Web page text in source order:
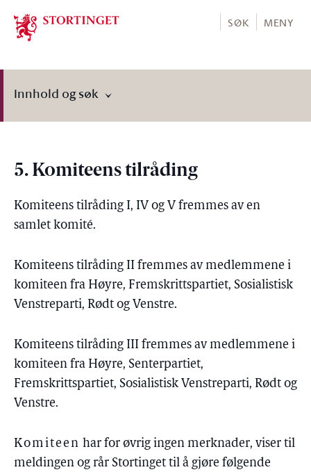
Stortinget.no
SØK MENY
Innhold og søk
5. Komiteens tilråding
Komiteens tilråding I, IV og V fremmes av en
samlet komité.
Komiteens tilråding II fremmes av medlemmene i
komiteen fra Høyre, Fremskrittspartiet, Sosialistisk
Venstreparti, Rødt og Venstre.
Komiteens tilråding III fremmes av medlemmene i
komiteen fra Høyre, Senterpartiet,
Fremskrittspartiet, Sosialistisk Venstreparti, Rødt og
Venstre.
Komiteen har for øvrig ingen merknader, viser til
meldingen og rår Stortinget til å gjøre følgende